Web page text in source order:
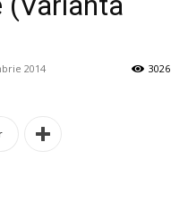
2014 3026